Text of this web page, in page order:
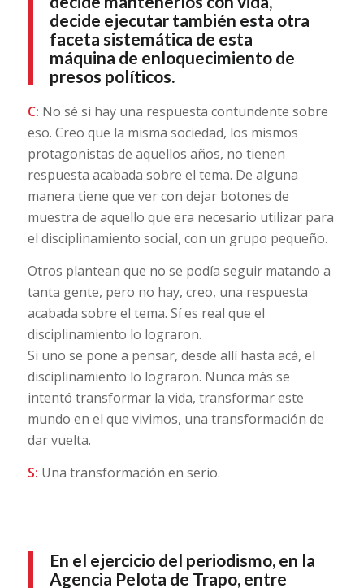
decide ejecutar también esta otra
faceta sistemática de esta
máquina de enloquecimiento de
presos políticos.
C: No sé si hay una respuesta contundente sobre
eso. Creo que la misma sociedad, los mismos
protagonistas de aquellos años, no tienen
respuesta acabada sobre el tema. De alguna
manera tiene que ver con dejar botones de
muestra de aquello que era necesario utilizar para
el disciplinamiento social, con un grupo pequeño.
Otros plantean que no se podía seguir matando a
tanta gente, pero no hay, creo, una respuesta
acabada sobre el tema. Sí es real que el
disciplinamiento lo lograron.
Si uno se pone a pensar, desde allí hasta acá, el
disciplinamiento lo lograron. Nunca más se
intentó transformar la vida, transformar este
mundo en el que vivimos, una transformación de
dar vuelta.
S: Una transformación en serio.
En el ejercicio del periodismo, en la
Agencia Pelota de Trapo, entre